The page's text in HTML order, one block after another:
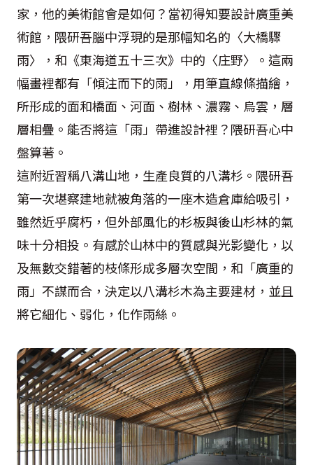
家，他的美術館會是如何？當初得知要設計廣重美
術館，隈研吾腦中浮現的是那幅知名的〈大橋驟
雨〉，和《東海道五十三次》中的〈庄野〉。這兩
幅畫裡都有「傾注而下的雨」，用筆直線條描繪，
所形成的面和橋面、河面、樹林、濃霧、烏雲，層
層相疊。能否將這「雨」帶進設計裡？隈研吾心中
盤算著。
這附近習稱八溝山地，生產良質的八溝杉。隈研吾
第一次堪察建地就被角落的一座木造倉庫給吸引，
雖然近乎腐朽，但外部風化的杉板與後山杉林的氣
味十分相投。有感於山林中的質感與光影變化，以
及無數交錯著的枝條形成多層次空間，和「廣重的
雨」不謀而合，決定以八溝杉木為主要建材，並且
將它細化、弱化，化作雨絲。